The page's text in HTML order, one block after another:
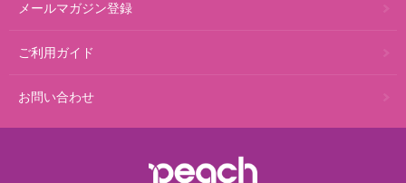
メールマガジン登録
ご利用ガイド
お問い合わせ